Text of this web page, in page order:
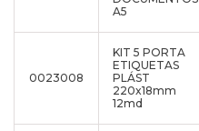
A5
0023008
KIT 5 PORTA
ETIQUETAS
PLÁST
220x18mm
12md